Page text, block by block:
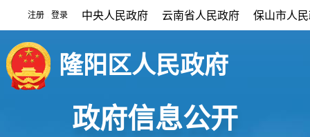
注册 登录 中央人民政府 云南省人民政府 保山市人
隆阳区人民政府
政府信息公开